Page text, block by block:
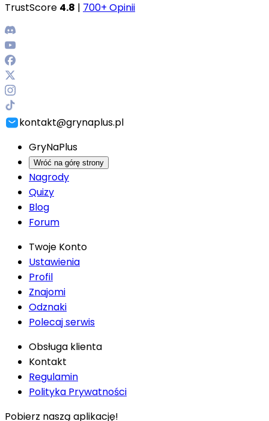
TrustScore 4.8 | 700+ Opinii
kontakt@grynaplus.pl
GryNaPlus
Wróć na górę strony
Nagrody
Quizy
Blog
Forum
Twoje Konto
Ustawienia
Profil
Znajomi
Odznaki
Polecaj serwis
Obsługa klienta
Kontakt
Regulamin
Polityka Prywatności
Pobierz naszą aplikację!